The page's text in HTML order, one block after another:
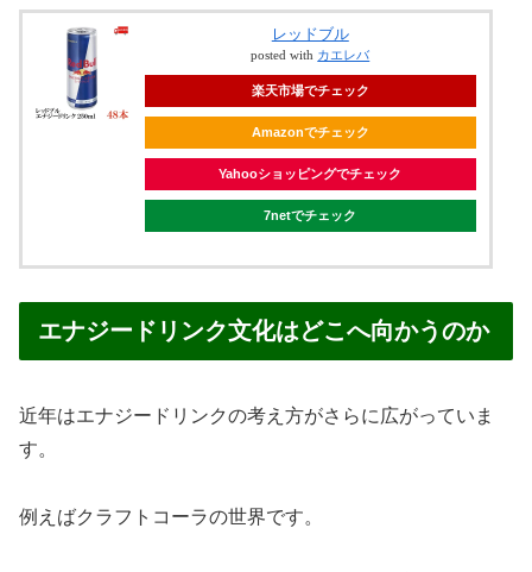
レッドブル
posted with カエレバ
楽天市場でチェック
Amazonでチェック
Yahooショッピングでチェック
7netでチェック
エナジードリンク文化はどこへ向かうのか
近年はエナジードリンクの考え方がさらに広がっていま
す。
例えばクラフトコーラの世界です。